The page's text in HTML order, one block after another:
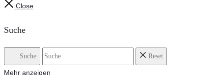
Close
Suche
Suche Reset
Mehr anzeigen